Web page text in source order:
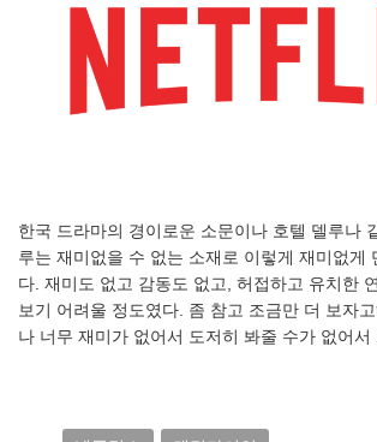
한국 드라마의 경이로운 소문이나 호텔 델루나
루는 재미없을 수 없는 소재로 이렇게 재미없게
다. 재미도 없고 감동도 없고, 허접하고 유치한
보기 어려울 정도였다. 좀 참고 조금만 더 보자
나 너무 재미가 없어서 도저히 봐줄 수가 없어서